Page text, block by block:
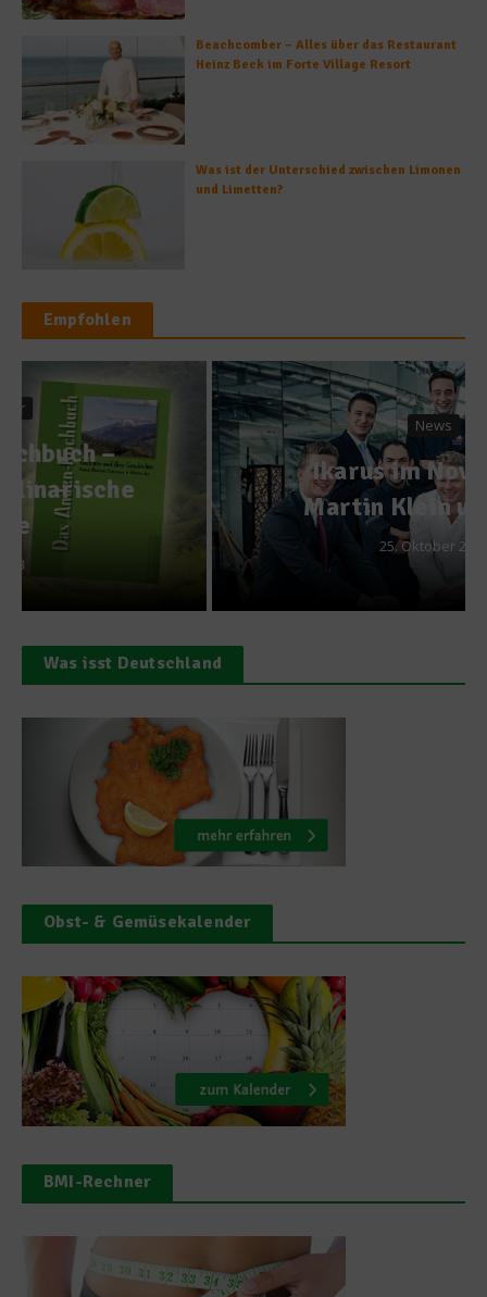
Beachcomber – Alles über das Restaurant
Heinz Beck im Forte Village Resort
Was ist der Unterschied zwischen Limonen
und Limetten?
Empfohlen
News
Ikarus im November:
Martin Klein und Team
25. Oktober 2015
Was isst Deutschland
Obst- & Gemüsekalender
BMI-Rechner